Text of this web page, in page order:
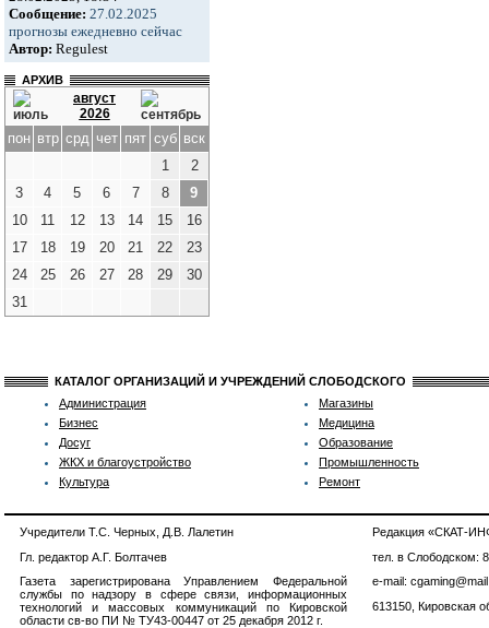
Сообщение: 27.02.2025
прогнозы ежедневно сейчас
Автор: Regulest
АРХИВ
август
2026
пон втр срд чет пят суб вск
1
2
3
4 5 6 7 8
9
10
11 12 13 14 15
16
17
18 19 20 21 22
23
24
25 26 27 28 29
30
31
КАТАЛОГ ОРГАНИЗАЦИЙ И УЧРЕЖДЕНИЙ СЛОБОДСКОГО
Администрация
Бизнес
Досуг
ЖКХ и благоустройство
Культура
Магазины
Медицина
Образование
Промышленность
Ремонт
Учредители Т.С. Черных, Д.В. Лалетин
Гл. редактор А.Г. Болтачев
Газета зарегистрирована Управлением Федеральной
службы по надзору в сфере связи, информационных
технологий и массовых коммуникаций по Кировской
области св-во ПИ № ТУ43-00447 от 25 декабря 2012 г.
Редакция «СКАТ-
тел. в Слободском:
e-mail:
613150, Кировская